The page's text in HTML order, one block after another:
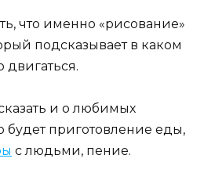
что именно «рисование»
подсказывает в каком
и о любимых
будет приготовление еды,
с людьми, пение.